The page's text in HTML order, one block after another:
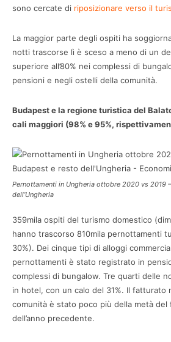
sono cercate di riposizionare verso il
La maggior parte degli ospiti ha
notti trascorse lì è sceso a meno di un
superiore all’80% nei complessi di
pensioni e negli ostelli della comunità.
Budapest e la regione turistica del
cali maggiori (98% e 95%,
Pernottamenti in Ungheria ottobre 2020 vs 2019
dell’Ungheria
359mila ospiti del turismo domestico
hanno trascorso 810mila pernottamenti
30%). Dei cinque tipi di alloggi
pernottamenti è stato registrato in
complessi di bungalow. Tre quarti delle
in hotel, con un calo del 31%. Il fatturato
comunità è stato poco più della metà del
dell’anno precedente.